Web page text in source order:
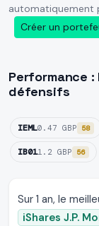
automatiquement
Créer un
Performance
défensifs
IEML0.47 GBP 58
IB011.2 GBP 56
Sur 1 an, le
iShares J.P.